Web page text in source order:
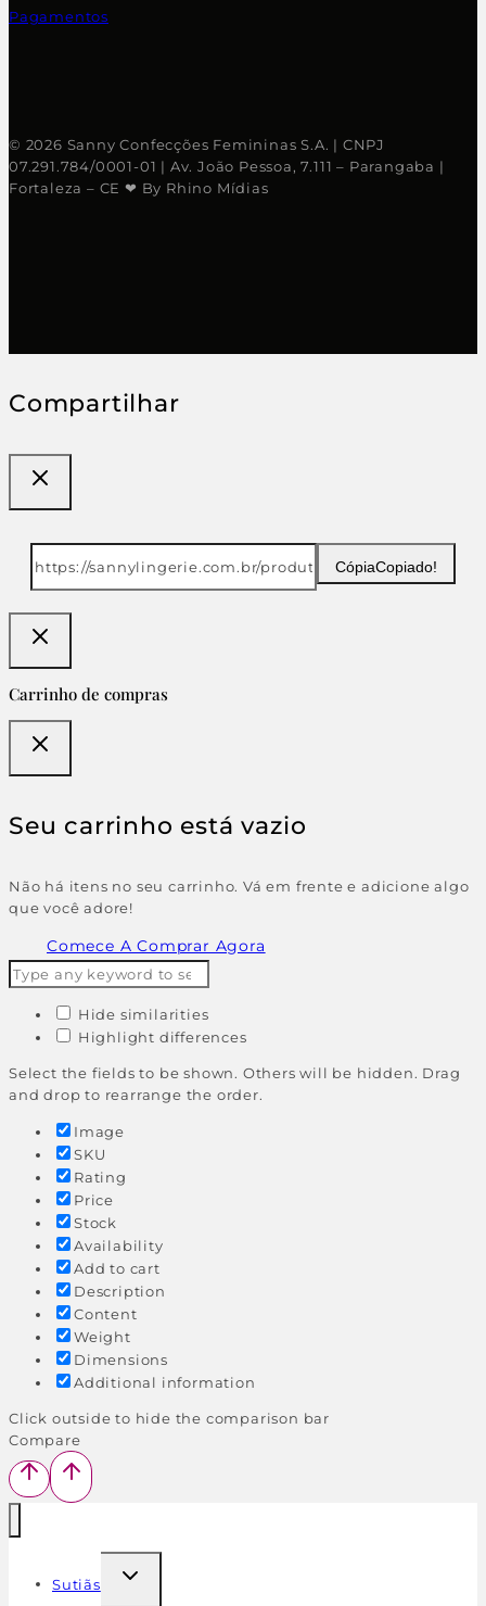
Pagamentos
© 2026 Sanny Confecções Femininas S.A. | CNPJ
07.291.784/0001-01 | Av. João Pessoa, 7.111 – Parangaba |
Fortaleza – CE ❤ By Rhino Mídias
Compartilhar
CópiaCopiado!
Carrinho de compras
Seu carrinho está vazio
Não há itens no seu carrinho. Vá em frente e adicione algo
que você adore!
Comece A Comprar Agora
Hide similarities
Highlight differences
Select the fields to be shown. Others will be hidden. Drag
and drop to rearrange the order.
Image
SKU
Rating
Price
Stock
Availability
Add to cart
Description
Content
Weight
Dimensions
Additional information
Click outside to hide the comparison bar
Compare
Sutiãs